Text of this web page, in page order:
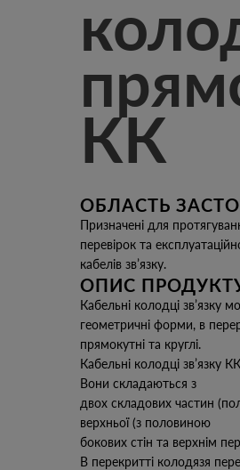
КК
ОБЛАСТЬ
Призначені для
перевірок та
кабелів зв’язку.
ОПИС
Кабельні колодці зв’язку
геометричні форми, в
прямокутні та круглі.
Кабельні колодці
Вони складаються з
двох складових частин
верхньої (з половиною
бокових стін та верхнім
В перекритті колодязя